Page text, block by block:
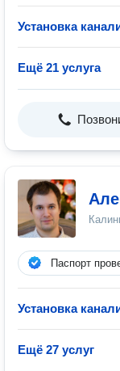
Установка
Ещё 21 услуга
Паспорт
Установка
Ещё 27 услуг